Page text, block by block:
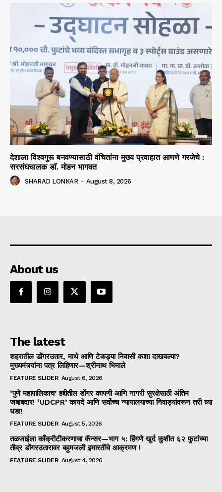
देशाला विश्वगुरू बनवण्यासाठी वंचितांना मुख्य प्रवाहात आणणे गरजेचे :
सरसंघचालक डाॅ. मोहन भागवत
SHARAD LONKAR - August 8, 2026
About us
The latest
शहरातील डोंगरउतार, माथे आणि टेकड्या निवासी कशा दाखवल्या?
मुख्यमंत्र्यांना पत्र लिहिणार—श्रीनाथ भिमाले
FEATURE SLIDER August 6, 2026
‘पुणे महापालिकाच’ हद्दीतील डोंगर कापणी आणि नागरी सुरक्षेसाठी अंतिम
जबाबदार! ‘UDCPR’ कायदे आणि सर्वोच्च न्यायालयाच्या निवाड्यांवरून तरी घ्या
धडा!
FEATURE SLIDER August 5, 2026
तळजाईला काँक्रीटीकरणाचा कॅन्सर—भाग ५: हिंगणे खुर्द कुशीत ६२ फुटांच्या
तीव्र डोंगरउतारावर बहुमजली इमारतींचे आक्रमण !
FEATURE SLIDER August 4, 2026